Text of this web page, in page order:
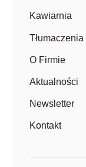
Kawiarnia
Tłumaczenia
O Firmie
Aktualności
Newsletter
Kontakt